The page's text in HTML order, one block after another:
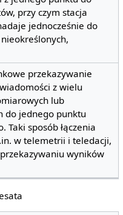
przy czym stacja
jednocześnie do
przekazywanie
z wielu
lub
do jednego punktu
Taki sposób łączenia
w telemetrii i teledacji,
wyników